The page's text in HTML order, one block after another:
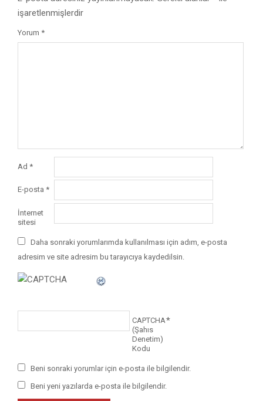
işaretlenmişlerdir
Yorum *
Ad *
E-posta *
İnternet
sitesi
Daha sonraki yorumlarımda kullanılması için adım, e-posta
adresim ve site adresim bu tarayıcıya kaydedilsin.
CAPTCHA
(Şahıs
Denetim)
Kodu
*
Beni sonraki yorumlar için e-posta ile bilgilendir.
Beni yeni yazılarda e-posta ile bilgilendir.